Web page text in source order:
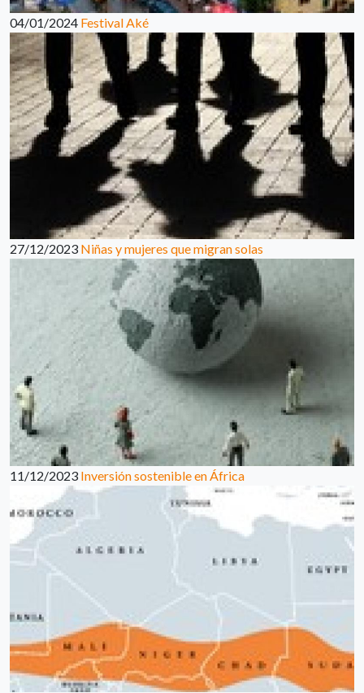
04/01/2024 Festival Aké
27/12/2023 Niñas y mujeres que migran solas
11/12/2023 Inversión sostenible en África